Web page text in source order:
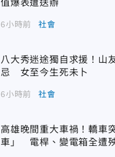
值爆表遭送辦
6小時前 社會
八大秀迷途獨自求援！山
忌 女至今生死未卜
6小時前 社會
高雄晚間重大車禍！轎車
車」 電桿、變電箱全遭